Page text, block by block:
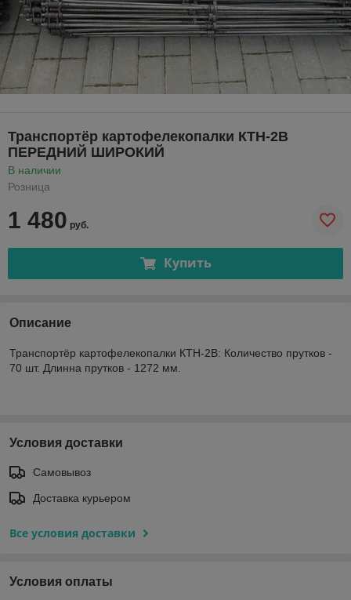
Транспортёр картофелекопалки КТН-2В
ПЕРЕДНИЙ ШИРОКИЙ
В наличии
Розница
1 480 руб.
Купить
Описание
Транспортёр картофелекопалки КТН-2В: Количество прутков -
70 шт. Длинна прутков - 1272 мм.
Условия доставки
Самовывоз
Доставка курьером
Все условия доставки
Условия оплаты